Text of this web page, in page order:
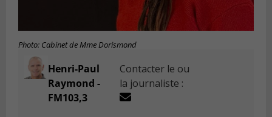
Photo: Cabinet de Mme Dorismond
Henri-Paul
Raymond -
FM103,3
Contacter le ou
la journaliste :